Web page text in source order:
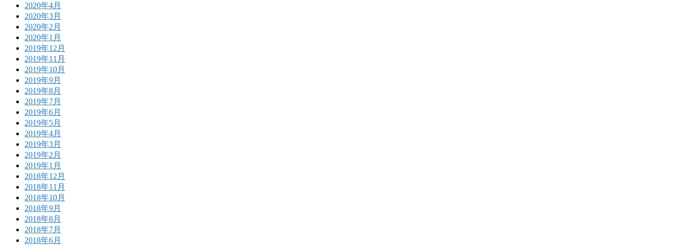
2020年4月
2020年3月
2020年2月
2020年1月
2019年12月
2019年11月
2019年10月
2019年9月
2019年8月
2019年7月
2019年6月
2019年5月
2019年4月
2019年3月
2019年2月
2019年1月
2018年12月
2018年11月
2018年10月
2018年9月
2018年8月
2018年7月
2018年6月